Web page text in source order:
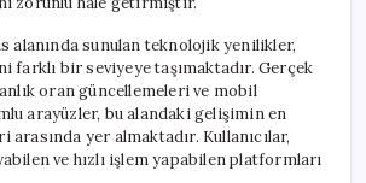
alanında sunulan teknolojik yenilikler,
farklı bir seviyeye taşımaktadır. Gerçek
anlık oran güncellemeleri ve mobil
arayüzler, bu alandaki gelişimin en
yer almaktadır. Kullanıcılar,
ve hızlı işlem yapabilen platformları